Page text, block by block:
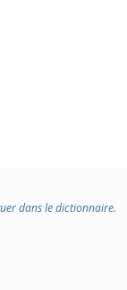
dans le dictionnaire.